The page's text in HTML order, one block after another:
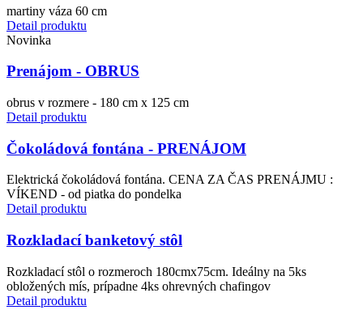
martiny váza 60 cm
Detail produktu
Novinka
Prenájom - OBRUS
obrus v rozmere - 180 cm x 125 cm
Detail produktu
Čokoládová fontána - PRENÁJOM
Elektrická čokoládová fontána. CENA ZA ČAS PRENÁJMU :
VÍKEND - od piatka do pondelka
Detail produktu
Rozkladací banketový stôl
Rozkladací stôl o rozmeroch 180cmx75cm. Ideálny na 5ks
obložených mís, prípadne 4ks ohrevných chafingov
Detail produktu